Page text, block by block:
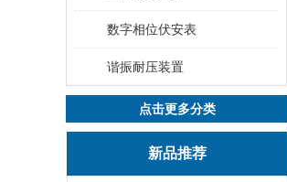
数字相位伏安表
谐振耐压装置
点击更多分类
新品推荐